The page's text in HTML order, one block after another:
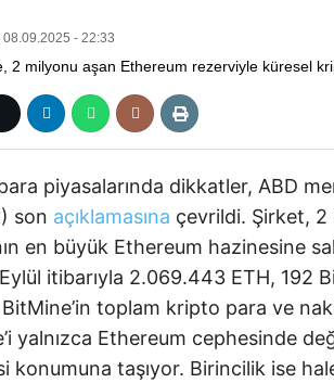
08.09.2025 - 22:33
piyasalarında dikkatler, ABD
son açıklamasına çevrildi. Şirket, 2
en büyük Ethereum hazinesine
itibarıyla 2.069.443 ETH, 192
toplam kripto para ve
yalnızca Ethereum cephesinde
konumuna taşıyor. Birincilik ise